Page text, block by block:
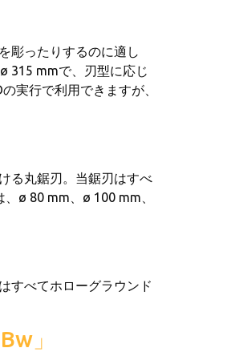
彫ったりするのに適し
315 mmで、刃型に応じ
実行で利用できますが、
る丸鋸刃。当鋸刃はすべ
ø 80 mm、ø 100 mm、
すべてホローグラウンド
」